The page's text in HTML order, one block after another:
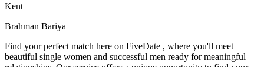
Kent
Brahman Bariya
Find your perfect match here on FiveDate , where you'll meet
beautiful single women and successful men ready for meaningful